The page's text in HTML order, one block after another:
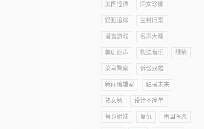
美国怪谭 囧女珍娜
疑犯追踪 尘封旧案
谎言游戏 名声大噪
美剧原声 枕边音乐 绿箭
菜鸟警察 诉讼双雄
新闻编辑室 触摸未来
熟女镇 设计不简单
替身姐妹 复仇 南国医恋